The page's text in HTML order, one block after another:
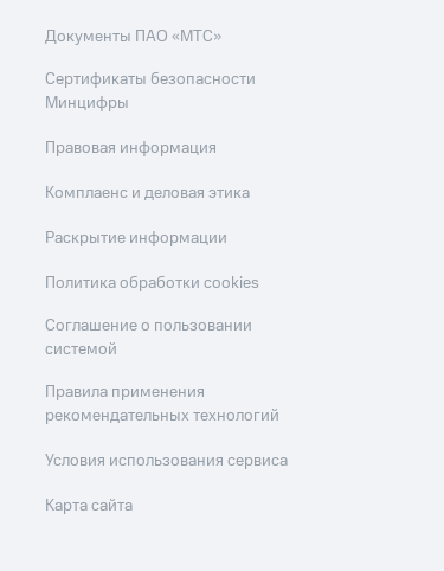
Документы ПАО «МТС»
Сертификаты безопасности
Минцифры
Правовая информация
Комплаенс и деловая этика
Раскрытие информации
Политика обработки cookies
Соглашение о пользовании
системой
Правила применения
рекомендательных технологий
Условия использования сервиса
Карта сайта